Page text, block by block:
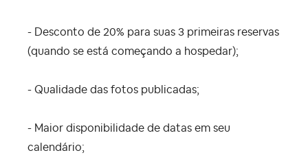
- Desconto de 20% para suas 3 primeiras reservas
(quando se está começando a hospedar);
- Qualidade das fotos publicadas;
- Maior disponibilidade de datas em seu
calendário;